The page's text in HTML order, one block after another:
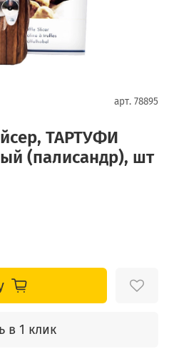
арт. 78895
ТАРТУФИ
(палисандр), шт
в 1 клик